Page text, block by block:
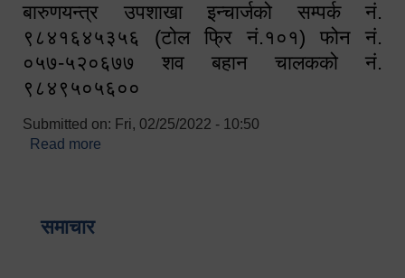
बारुणयन्त्र उपशाखा इन्चार्जको सम्पर्क नं.
९८४१६४५३५६ (टोल फ्रि नं.१०१) फोन नं.
०५७-५२०६७७ शव बहान चालकको नं.
९८४९५०५६००
Submitted on: Fri, 02/25/2022 - 10:50
Read more
समाचार